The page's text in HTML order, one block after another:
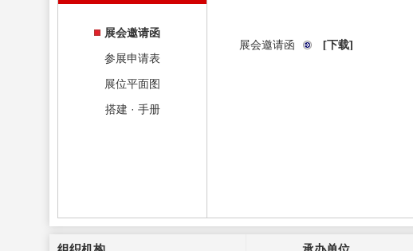
展会邀请函
参展申请表
展位平面图
搭建 · 手册
展会邀请函 [下载]